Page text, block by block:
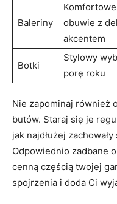
Baleriny
obuwie z
akcentem
Botki
Stylowy
porę roku
Nie zapominaj również
butów. Staraj się je
jak najdłużej
Odpowiednio zadbane
cenną częścią twojej
spojrzenia i doda Ci